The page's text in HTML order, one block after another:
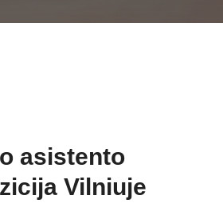
asistento
Vilniuje